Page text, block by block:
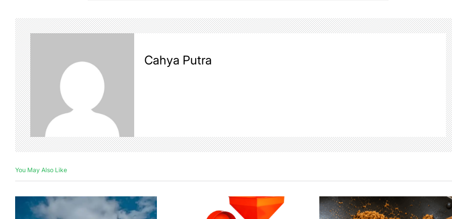
Cahya Putra
You May Also Like